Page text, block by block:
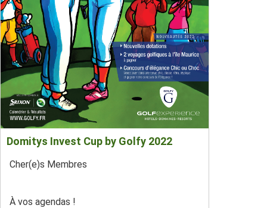
Domitys Invest Cup by Golfy 2022
Cher(e)s Membres
À vos agendas !